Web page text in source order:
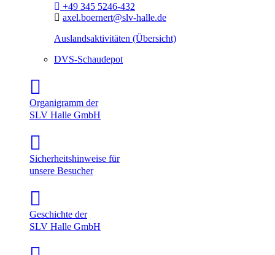
Telefon:
+49 345 5246-432
E-Mail:
axel.boernert@slv-halle.de
Auslandsaktivitäten (Übersicht)
DVS-Schaudepot
Organigramm der
SLV Halle GmbH
Sicherheitshinweise für
unsere Besucher
Geschichte der
SLV Halle GmbH